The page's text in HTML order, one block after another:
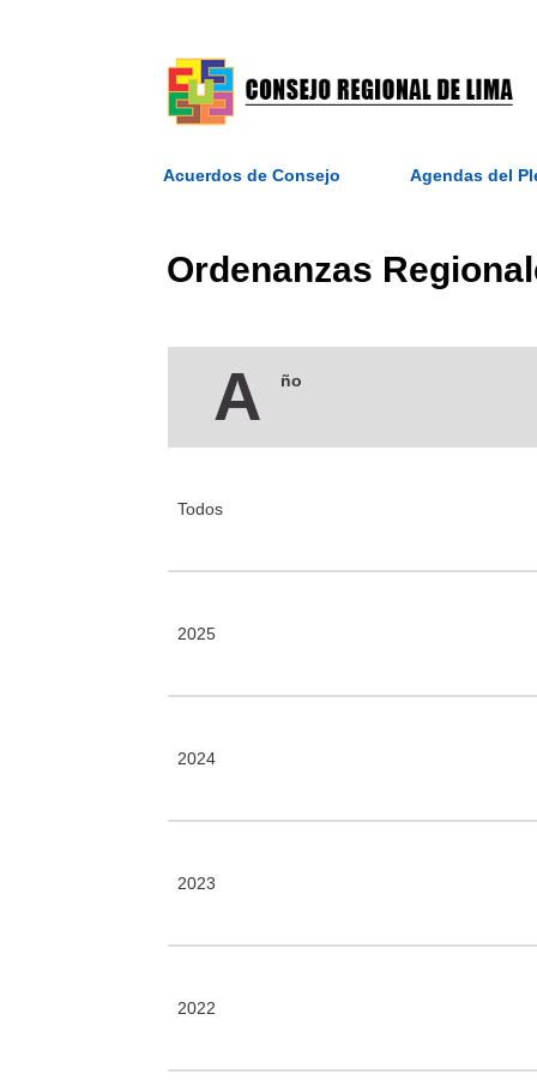
Acuerdos de Consejo Agendas del
Ordenanzas
A
ño
Todos
2025
2024
2023
2022